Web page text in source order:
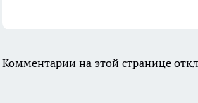
Комментарии на этой странице